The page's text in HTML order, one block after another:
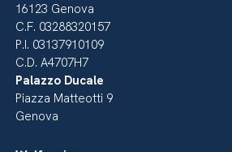
16123 Genova
C.F. 03288320157
P.I. 03137910109
C.D. A4707H7
Palazzo Ducale
Piazza Matteotti 9
Genova